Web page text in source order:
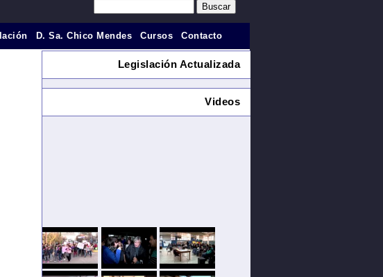
D. Sa. Chico Mendes Cursos Contacto
Legislación Actualizada
Videos